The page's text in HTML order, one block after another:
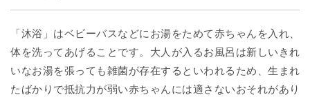
「沐浴」はベビーバスなどにお湯をためて赤ちゃんを入れ、
体を洗ってあげることです。大人が入るお風呂は新しいきれ
いなお湯を張っても雑菌が存在するといわれるため、生まれ
たばかりで抵抗力が弱い赤ちゃんには適さないおそれがあり